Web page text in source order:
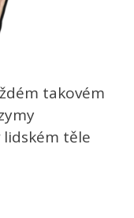
takovém
těle